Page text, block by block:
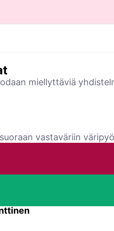
miellyttäviä
vastaväriin